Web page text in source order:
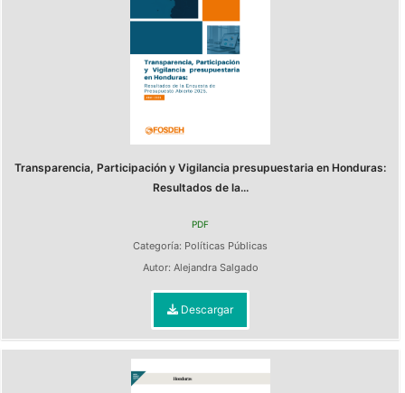
Transparencia, Participación y Vigilancia presupuestaria en Honduras:
Resultados de la...
PDF
Categoría: Políticas Públicas
Autor: Alejandra Salgado
Descargar